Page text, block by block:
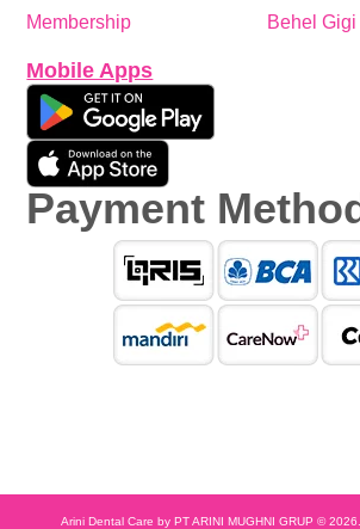
Behel Gigi
Membership
Mobile Apps
Payment
Arini Dental Care by PT ARINI MUGHNI GRUP ©